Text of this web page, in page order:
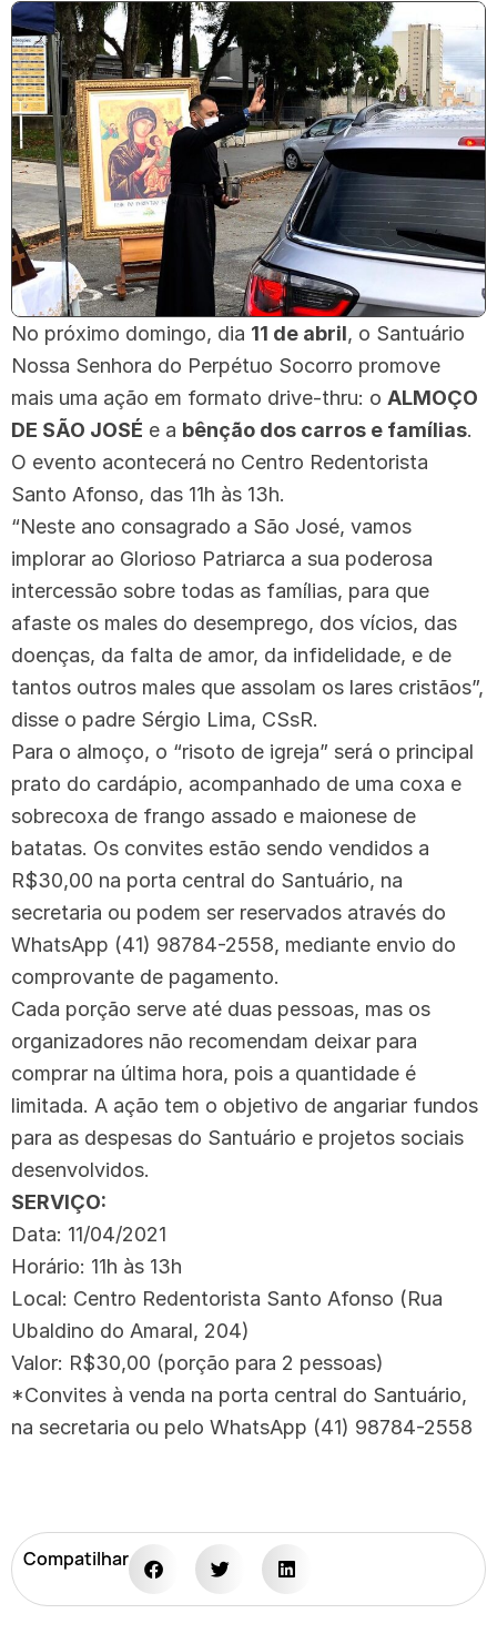
No próximo domingo, dia 11 de abril, o Santuário
Nossa Senhora do Perpétuo Socorro promove
mais uma ação em formato drive-thru: o ALMOÇO
DE SÃO JOSÉ e a bênção dos carros e famílias.
O evento acontecerá no Centro Redentorista
Santo Afonso, das 11h às 13h.
“Neste ano consagrado a São José, vamos
implorar ao Glorioso Patriarca a sua poderosa
intercessão sobre todas as famílias, para que
afaste os males do desemprego, dos vícios, das
doenças, da falta de amor, da infidelidade, e de
tantos outros males que assolam os lares cristãos”,
disse o padre Sérgio Lima, CSsR.
Para o almoço, o “risoto de igreja” será o principal
prato do cardápio, acompanhado de uma coxa e
sobrecoxa de frango assado e maionese de
batatas. Os convites estão sendo vendidos a
R$30,00 na porta central do Santuário, na
secretaria ou podem ser reservados através do
WhatsApp (41) 98784-2558, mediante envio do
comprovante de pagamento.
Cada porção serve até duas pessoas, mas os
organizadores não recomendam deixar para
comprar na última hora, pois a quantidade é
limitada. A ação tem o objetivo de angariar fundos
para as despesas do Santuário e projetos sociais
desenvolvidos.
SERVIÇO:
Data: 11/04/2021
Horário: 11h às 13h
Local: Centro Redentorista Santo Afonso (Rua
Ubaldino do Amaral, 204)
Valor: R$30,00 (porção para 2 pessoas)
*Convites à venda na porta central do Santuário,
na secretaria ou pelo WhatsApp (41) 98784-2558
Compatilhar